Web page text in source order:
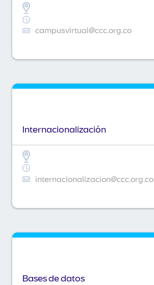
campusvirtual@ccc.org.co
Internacionalización
internacionalizacion@ccc.org.co
Bases de datos